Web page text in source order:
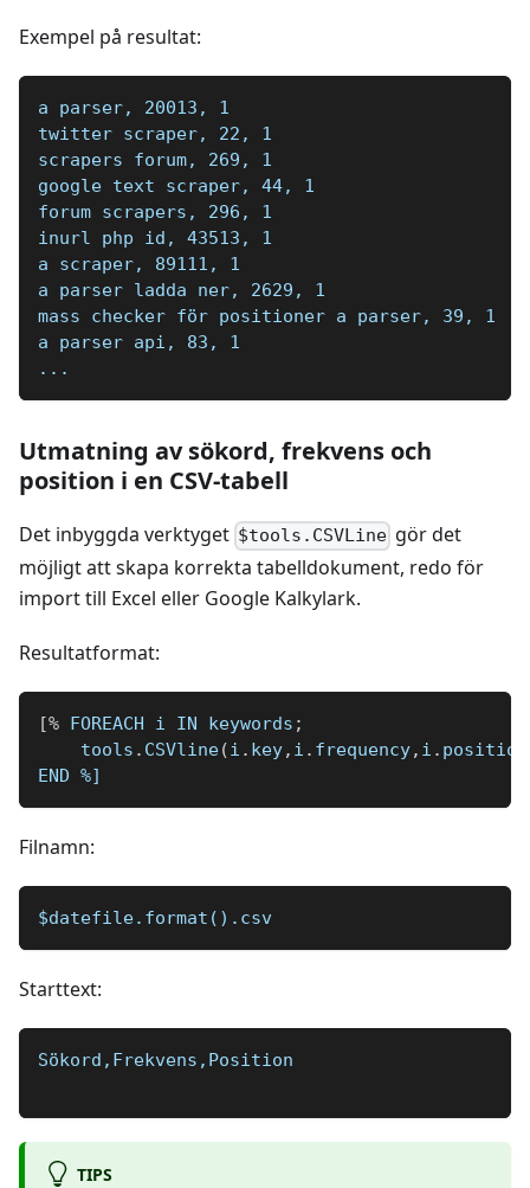
Exempel på resultat:
a parser, 20013, 1
twitter scraper, 22, 1
scrapers forum, 269, 1
google text scraper, 44, 1
forum scrapers, 296, 1
inurl php id, 43513, 1
a scraper, 89111, 1
a parser ladda ner, 2629, 1
mass checker för positioner a parser, 39, 1
a parser api, 83, 1
...
Utmatning av sökord, frekvens och
position i en CSV-tabell
Det inbyggda verktyget $tools.CSVLine gör det
möjligt att skapa korrekta tabelldokument, redo för
import till Excel eller Google Kalkylark.
Resultatformat:
[% FOREACH i IN keywords ;
    tools
. CSVline(i . key, i . frequency, i . position
END %]
Filnamn:
$datefile.format().csv
Starttext:
Sökord,Frekvens,Position
TIPS